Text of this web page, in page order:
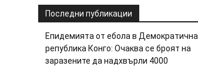
Последни публикации
Епидемията от ебола в Демократична
република Конго: Очаква се броят на
заразените да надхвърли 4000